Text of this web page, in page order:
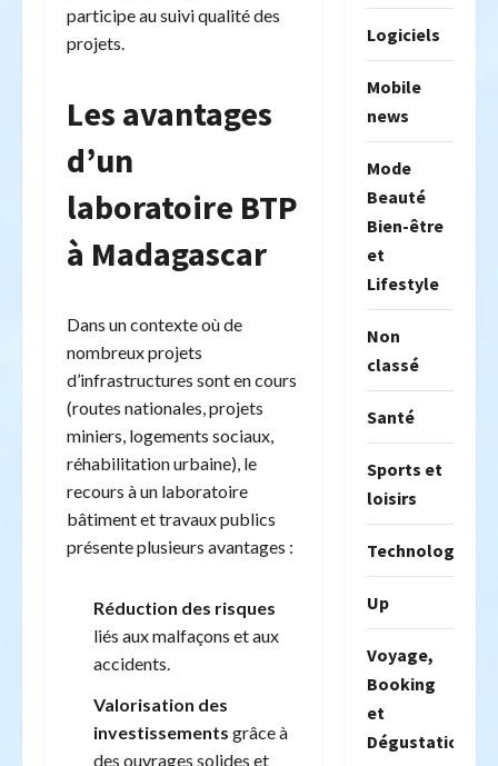
participe au suivi qualité des
projets.
Les avantages
d’un
laboratoire BTP
à Madagascar
Dans un contexte où de
nombreux projets
d’infrastructures sont en cours
(routes nationales, projets
miniers, logements sociaux,
réhabilitation urbaine), le
recours à un laboratoire
bâtiment et travaux publics
présente plusieurs avantages :
Réduction des risques
liés aux malfaçons et aux
accidents.
Valorisation des
investissements grâce à
des ouvrages solides et
Logiciels
Mobile
news
Mode
Beauté
Bien-être
et
Lifestyle
Non
classé
Santé
Sports et
loisirs
Technologie
Up
Voyage,
Booking
et
Dégustation